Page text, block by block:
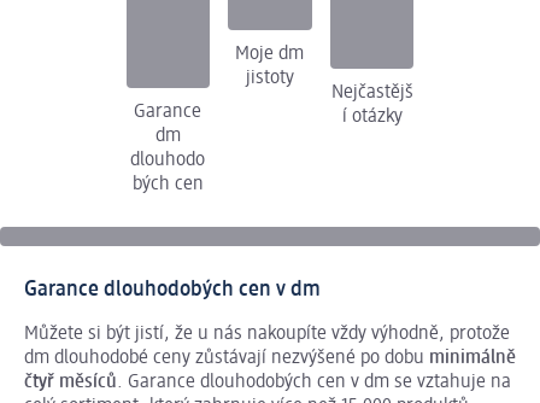
Garance
dm
dlouhodo
bých cen
Moje dm
jistoty
Nejčastějš
í otázky
Garance dlouhodobých cen v dm
Můžete si být jistí, že u nás nakoupíte vždy výhodně, protože
dm dlouhodobé ceny zůstávají nezvýšené po dobu minimálně
čtyř měsíců. Garance dlouhodobých cen v dm se vztahuje na